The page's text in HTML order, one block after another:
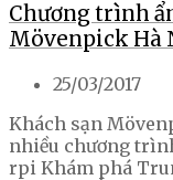
Chương trình
Mövenpick Hà
25/03/2017
Khách sạn
nhiều chương
rpi Khám phá